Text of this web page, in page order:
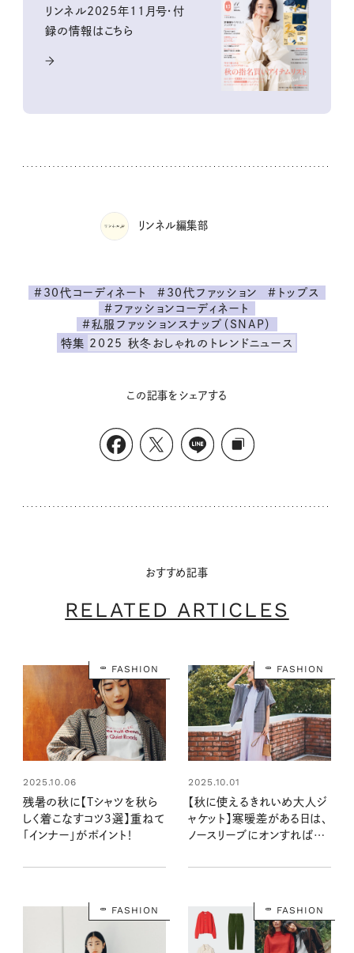
リンネル2025年11月号・付
録の情報はこちら
リンネル編集部
#30代コーディネート #30代ファッション
#トップス
#ファッションコーディネート
#私服ファッションスナップ（SNAP）
特集 2025 秋冬おしゃれのトレンドニュース
この記事をシェアする
おすすめ記事
RELATED ARTICLES
FASHION
2025.10.06
残暑の秋に【Tシャツを秋ら
しく着こなすコツ３選】重ねて
「インナー」がポイント！
FASHION
2025.10.01
【秋に使えるきれいめ大人ジ
ャケット】寒暖差がある日は、
ノースリーブにオンすれば
FASHION FASHION